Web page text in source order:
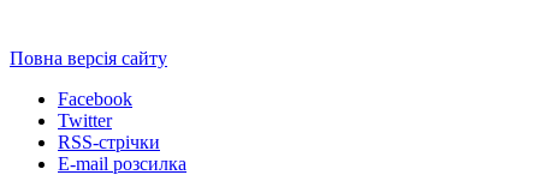
Повна версія сайту
Facebook
Twitter
RSS-стрічки
E-mail розсилка